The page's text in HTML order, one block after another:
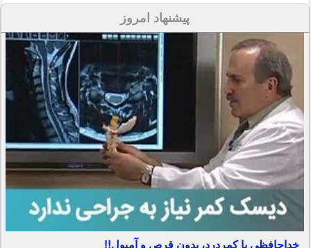
پیشنهاد امروز
خداحافظی با کمردرد، بدون قرص و آمپول!!